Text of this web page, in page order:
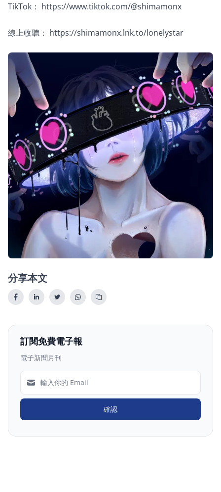
TikTok： https://www.tiktok.com/@shimamonx
線上收聽： https://shimamonx.lnk.to/lonelystar
分享本文
訂閱免費電子報
電子新聞月刊
確認